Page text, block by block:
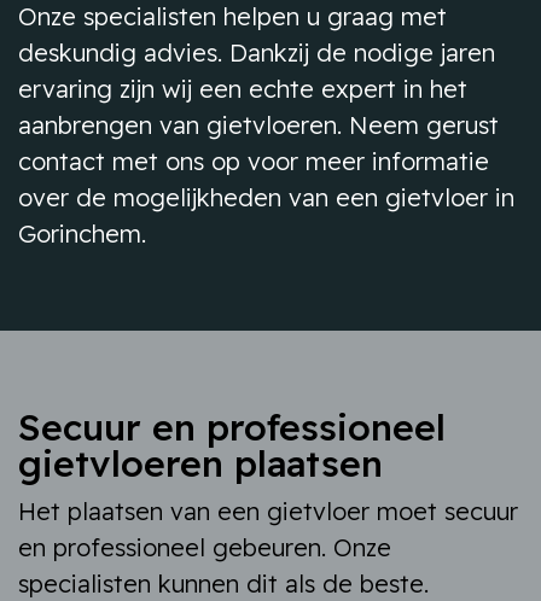
Onze specialisten helpen u graag met
deskundig advies. Dankzij de nodige jaren
ervaring zijn wij een echte expert in het
aanbrengen van gietvloeren. Neem gerust
contact met ons op voor meer informatie
over de mogelijkheden van een gietvloer in
Gorinchem.
Secuur en professioneel
gietvloeren plaatsen
Het plaatsen van een gietvloer moet secuur
en professioneel gebeuren. Onze
specialisten kunnen dit als de beste.